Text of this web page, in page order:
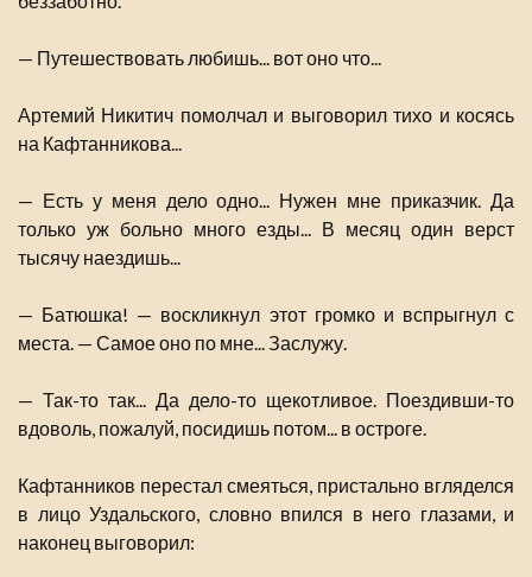
— Путешествовать любишь... вот оно что...
Артемий Никитич помолчал и выговорил тихо и косясь
на Кафтанникова...
— Есть у меня дело одно... Нужен мне приказчик. Да
только уж больно много езды... В месяц один верст
тысячу наездишь...
— Батюшка! — воскликнул этот громко и вспрыгнул с
места. — Самое оно по мне... Заслужу.
— Так-то так... Да дело-то щекотливое. Поездивши-то
вдоволь, пожалуй, посидишь потом... в остроге.
Кафтанников перестал смеяться, пристально вгляделся
в лицо Уздальского, словно впился в него глазами, и
наконец выговорил: